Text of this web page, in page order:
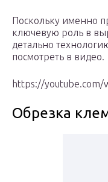
Поскольку именно
ключевую роль в
детально
посмотреть в видео.
https://youtube.com/
Обрезка